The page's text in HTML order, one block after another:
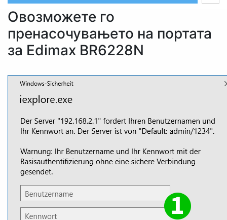
Овозможете го
пренасочувањето на портата
за Edimax BR6228N